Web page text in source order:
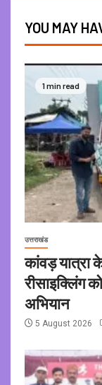
YOU MAY
1 min read
उत्तराखंड
कांवड़ यात्रा
रीसाइक्लिंग
अभियान
5 August 2026